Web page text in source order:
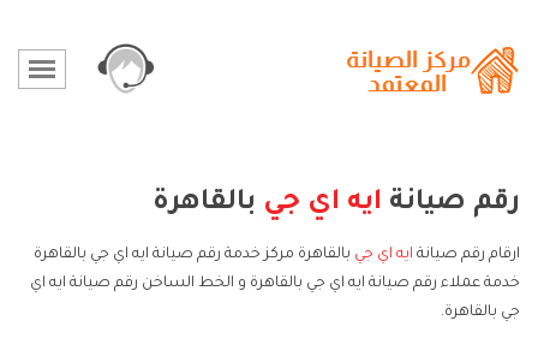
رقم صيانة ايه اي جي بالقاهرة
ارقام رقم صيانة ايه اي جي بالقاهرة مركز خدمة رقم صيانة ايه اي جي بالقاهرة
خدمة عملاء رقم صيانة ايه اي جي بالقاهرة و الخط الساخن رقم صيانة ايه اي
جي بالقاهرة.